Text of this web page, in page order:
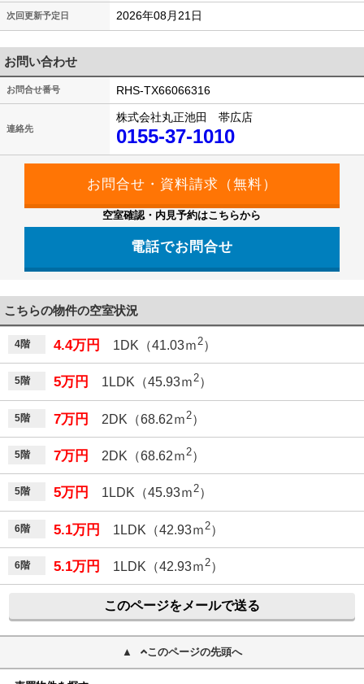
次回更新予定日 2026年08月21日
お問い合わせ
お問合せ番号 RHS-TX66066316
連絡先
株式会社丸正池田 帯広店
0155-37-1010
空室確認・内見予約はこちらから
電話でお問合せ
こちらの物件の空室状況
4階 4.4万円 1DK（41.03ｍ2）
5階 5万円 1LDK（45.93ｍ2）
5階 7万円 2DK（68.62ｍ 2）
5階 7万円 2DK（68.62ｍ 2）
5階 5万円 1LDK（45.93ｍ2）
6階 5.1万円 1LDK（42.93ｍ 2）
6階 5.1万円 1LDK（42.93ｍ 2）
このページをメールで送る
このページの先頭へ